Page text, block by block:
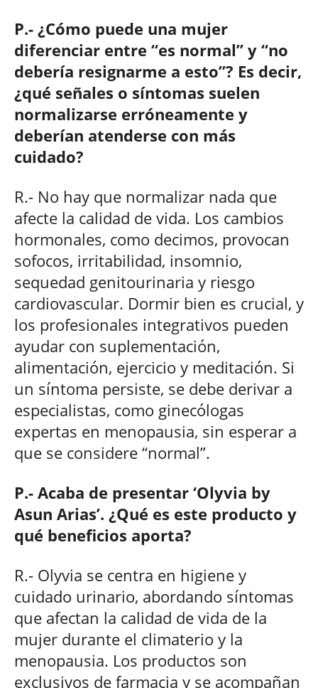
P.- ¿Cómo puede una mujer
diferenciar entre “es normal” y “no
debería resignarme a esto”? Es decir,
¿qué señales o síntomas suelen
normalizarse erróneamente y
deberían atenderse con más
cuidado?
R.- No hay que normalizar nada que
afecte la calidad de vida. Los cambios
hormonales, como decimos, provocan
sofocos, irritabilidad, insomnio,
sequedad genitourinaria y riesgo
cardiovascular. Dormir bien es crucial, y
los profesionales integrativos pueden
ayudar con suplementación,
alimentación, ejercicio y meditación. Si
un síntoma persiste, se debe derivar a
especialistas, como ginecólogas
expertas en menopausia, sin esperar a
que se considere “normal”.
P.- Acaba de presentar ‘Olyvia by
Asun Arias’. ¿Qué es este producto y
qué beneficios aporta?
R.- Olyvia se centra en higiene y
cuidado urinario, abordando síntomas
que afectan la calidad de vida de la
mujer durante el climaterio y la
menopausia. Los productos son
exclusivos de farmacia y se acompañan